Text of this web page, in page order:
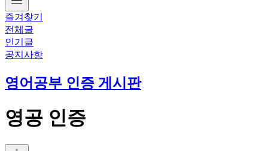
즐겨찾기
전체글
인기글
공지사항
영어공부 인증 게시판
영공 인증